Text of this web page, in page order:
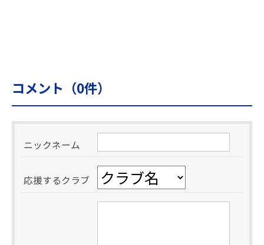
コメント（0件）
ニックネーム
応援するクラブ